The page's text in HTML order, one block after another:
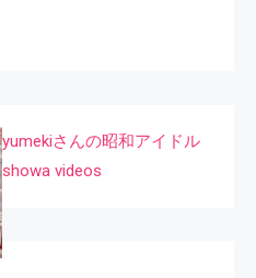
yumekiさんの昭和アイドル
showa videos